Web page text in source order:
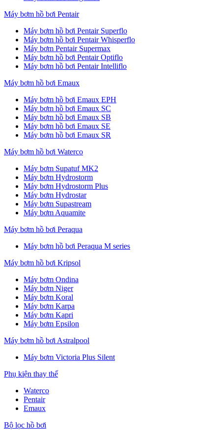
Máy bơm hồ bơi Pentair
Máy bơm hồ bơi Pentair Superflo
Máy bơm hồ bơi Pentair Whisperflo
Máy bơm Pentair Supermax
Máy bơm hồ bơi Pentair Optiflo
Máy bơm hồ bơi Pentair Intelliflo
Máy bơm hồ bơi Emaux
Máy bơm hồ bơi Emaux EPH
Máy bơm hồ bơi Emaux SC
Máy bơm hồ bơi Emaux SB
Máy bơm hồ bơi Emaux SE
Máy bơm hồ bơi Emaux SR
Máy bơm hồ bơi Waterco
Máy bơm Supatuf MK2
Máy bơm Hydrostorm
Máy bơm Hydrostorm Plus
Máy bơm Hydrostar
Máy bơm Supastream
Máy bơm Aquamite
Máy bơm hồ bơi Peraqua
Máy bơm hồ bơi Peraqua M series
Máy bơm hồ bơi Kripsol
Máy bơm Ondina
Máy bơm Niger
Máy bơm Koral
Máy bơm Karpa
Máy bơm Kapri
Máy bơm Epsilon
Máy bơm hồ bơi Astralpool
Máy bơm Victoria Plus Silent
Phụ kiện thay thế
Waterco
Pentair
Emaux
Bộ lọc hồ bơi